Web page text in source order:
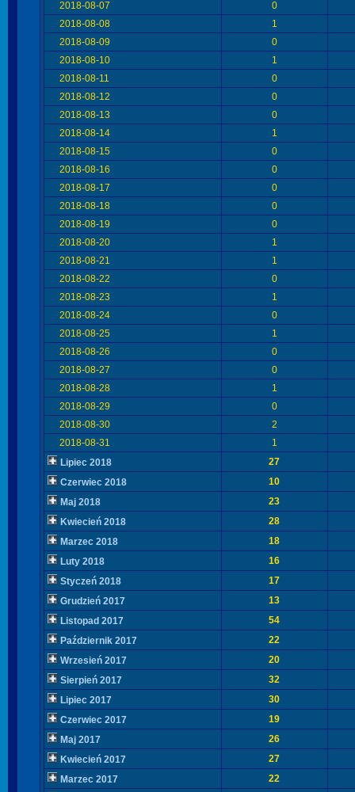
2018-08-07
0
2018-08-08
1
2018-08-09
0
2018-08-10
1
2018-08-11
0
2018-08-12
0
2018-08-13
0
2018-08-14
1
2018-08-15
0
2018-08-16
0
2018-08-17
0
2018-08-18
0
2018-08-19
0
2018-08-20
1
2018-08-21
1
2018-08-22
0
2018-08-23
1
2018-08-24
0
2018-08-25
1
2018-08-26
0
2018-08-27
0
2018-08-28
1
2018-08-29
0
2018-08-30
2
2018-08-31
1
Lipiec 2018
27
Czerwiec 2018
10
Maj 2018
23
Kwiecień 2018
28
Marzec 2018
18
Luty 2018
16
Styczeń 2018
17
Grudzień 2017
13
Listopad 2017
54
Październik 2017
22
Wrzesień 2017
20
Sierpień 2017
32
Lipiec 2017
30
Czerwiec 2017
19
Maj 2017
26
Kwiecień 2017
27
Marzec 2017
22